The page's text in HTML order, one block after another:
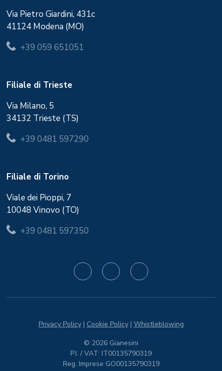
Via Pietro Giardini, 431c
41124 Modena (MO)
+39 059 651051
Filiale di Trieste
Via Milano, 5
34132 Trieste (TS)
+39 0481 597290
Filiale di Torino
Viale dei Pioppi, 7
10048 Vinovo (TO)
+39 0481 597350
Privacy Policy| Cookie Policy| Whistleblowing
© 2026 Gianesini
P.I. / VAT: IT00135790319
Reg. Imprese GO00135790319